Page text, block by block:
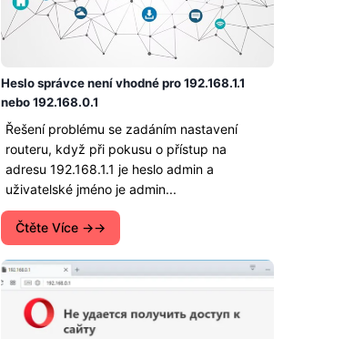
Heslo správce není vhodné pro 192.168.1.1
nebo 192.168.0.1
Řešení problému se zadáním nastavení
routeru, když při pokusu o přístup na
adresu 192.168.1.1 je heslo admin a
uživatelské jméno je admin...
Čtěte Více →